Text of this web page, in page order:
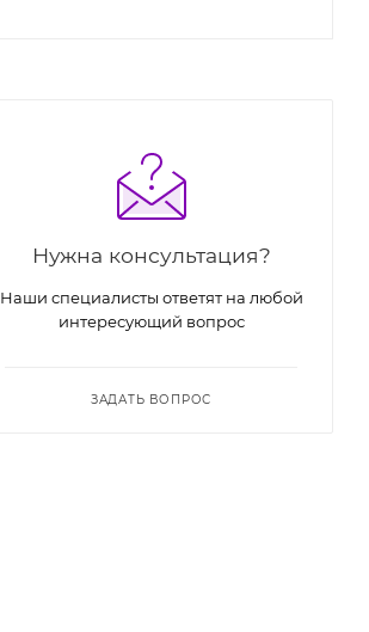
Нужна консультация?
Наши специалисты ответят на любой
интересующий вопрос
ЗАДАТЬ ВОПРОС